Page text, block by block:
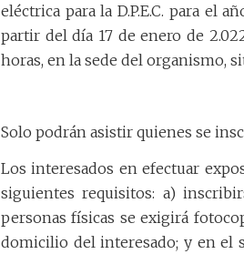
eléctrica para la D.P.E.C. para el
partir del día 17 de enero de
horas, en la sede del organismo,
Solo podrán asistir quienes se
Los interesados en efectuar
siguientes requisitos: a)
personas físicas se exigirá
domicilio del interesado; y en el